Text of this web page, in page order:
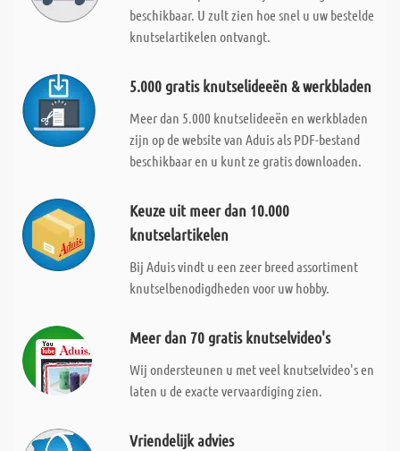
beschikbaar. U zult zien hoe snel u uw bestelde
knutselartikelen ontvangt.
5.000 gratis knutselideeën & werkbladen
Meer dan 5.000 knutselideeën en werkbladen
zijn op de website van Aduis als PDF-bestand
beschikbaar en u kunt ze gratis downloaden.
Keuze uit meer dan 10.000
knutselartikelen
Bij Aduis vindt u een zeer breed assortiment
knutselbenodigdheden voor uw hobby.
Meer dan 70 gratis knutselvideo's
Wij ondersteunen u met veel knutselvideo's en
laten u de exacte vervaardiging zien.
Vriendelijk advies